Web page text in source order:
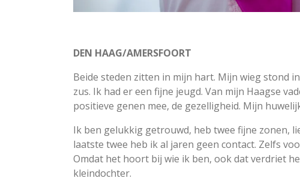
DEN HAAG/AMERSFOORT
Beide steden zitten in mijn hart. Mijn wieg stond
zus. Ik had er een fijne jeugd. Van mijn Haagse
positieve genen mee, de gezelligheid. Mijn
Ik ben gelukkig getrouwd, heb twee fijne zonen,
laatste twee heb ik al jaren geen contact. Zelfs
Omdat het hoort bij wie ik ben, ook dat verdriet
kleindochter.